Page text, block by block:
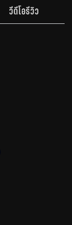
วีดีโอรีวิว